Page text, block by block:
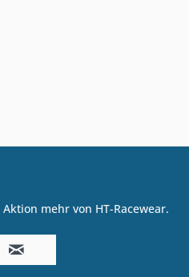
mehr von HT-Racewear.